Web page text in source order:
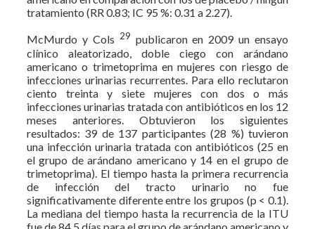
tratamiento (RR 0.83; IC 95 %: 0.31 a 2.27).
McMurdo y Cols 29 publicaron en 2009 un ensayo
clínico aleatorizado, doble ciego con arándano
americano o trimetoprima en mujeres con riesgo de
infecciones urinarias recurrentes. Para ello reclutaron
ciento treinta y siete mujeres con dos o más
infecciones urinarias tratada con antibióticos en los 12
meses anteriores. Obtuvieron los siguientes
resultados: 39 de 137 participantes (28 %) tuvieron
una infección urinaria tratada con antibióticos (25 en
el grupo de arándano americano y 14 en el grupo de
trimetoprima). El tiempo hasta la primera recurrencia
de infección del tracto urinario no fue
significativamente diferente entre los grupos (p < 0.1).
La mediana del tiempo hasta la recurrencia de la ITU
fue de 84.5 días para el grupo de arándano americano y